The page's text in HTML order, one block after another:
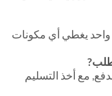
يغطي أي مكونات
أيام بعد الدفع, مع أخذ التسليم